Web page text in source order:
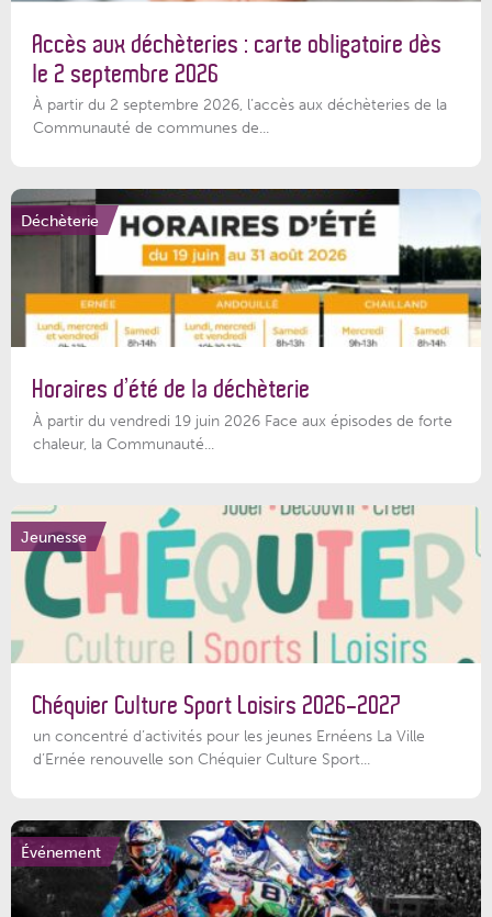
Accès aux déchèteries : carte obligatoire dès
le 2 septembre 2026
À partir du 2 septembre 2026, l’accès aux déchèteries de la
Communauté de communes de...
Déchèterie
Horaires d’été de la déchèterie
À partir du vendredi 19 juin 2026 Face aux épisodes de forte
chaleur, la Communauté...
Jeunesse
Chéquier Culture Sport Loisirs 2026-2027
un concentré d’activités pour les jeunes Ernéens La Ville
d’Ernée renouvelle son Chéquier Culture Sport...
Événement